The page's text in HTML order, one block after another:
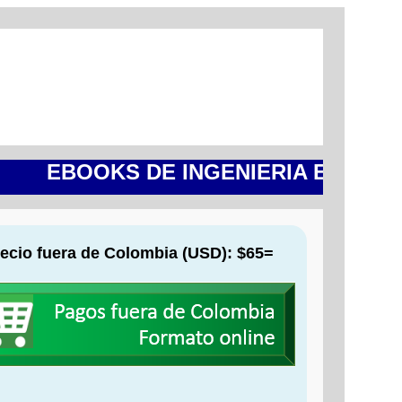
EBOOKS DE INGENIERIA
fuera de Colombia (USD): $65=